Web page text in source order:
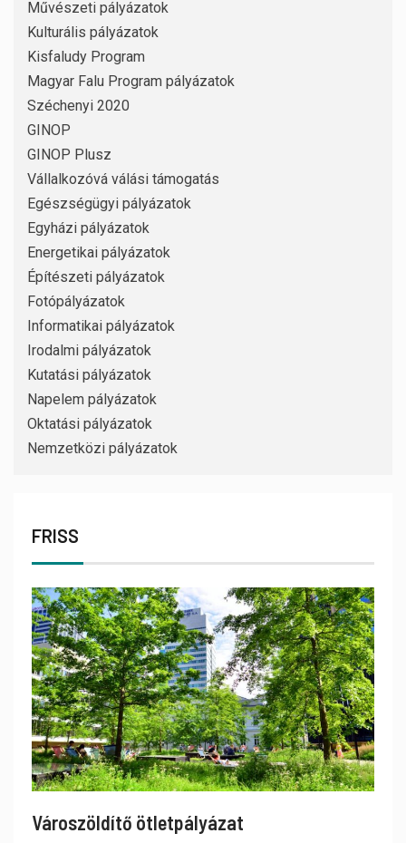
Művészeti pályázatok
Kulturális pályázatok
Kisfaludy Program
Magyar Falu Program pályázatok
Széchenyi 2020
GINOP
GINOP Plusz
Vállalkozóvá válási támogatás
Egészségügyi pályázatok
Egyházi pályázatok
Energetikai pályázatok
Építészeti pályázatok
Fotópályázatok
Informatikai pályázatok
Irodalmi pályázatok
Kutatási pályázatok
Napelem pályázatok
Oktatási pályázatok
Nemzetközi pályázatok
FRISS
Városzöldítő ötletpályázat